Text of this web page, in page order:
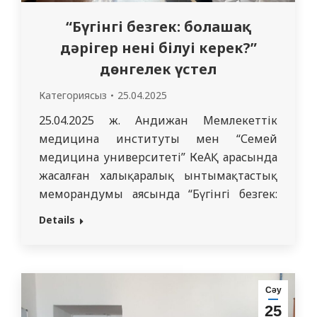
“Бүгінгі безгек: болашақ
дәрігер нені білуі керек?”
дөнгелек үстел
Категориясыз 25.04.2025
25.04.2025 ж. Андижан Мемлекеттік
медицина институты мен “Семей
медицина университеті” КеАҚ арасында
жасалған халықаралық ынтымақтастық
меморандумы аясында “Бүгінгі безгек:
болашақ дәрігер нені білуі керек?”
аурулар кафедрасы (кафедра меңгерушісі
доцент, м.ғ. к. Мирзакаримова Д.Б.) және
Details
Сәу
25